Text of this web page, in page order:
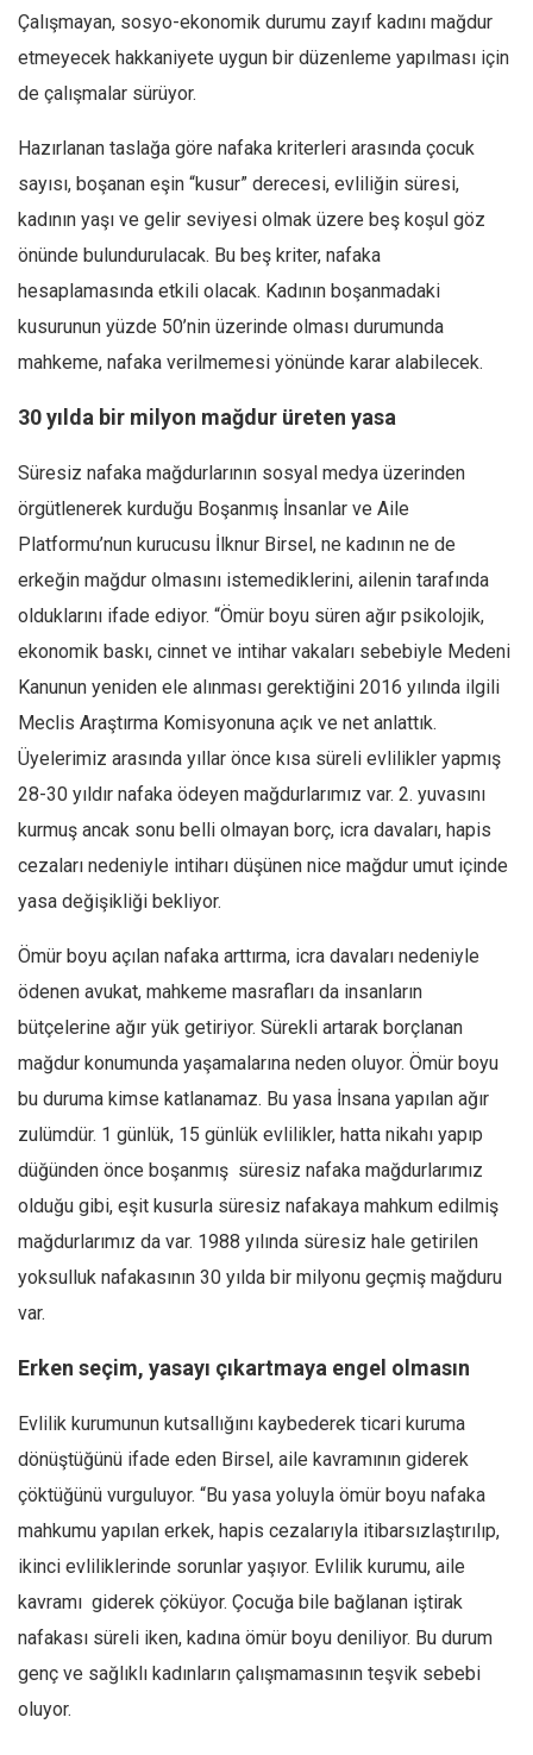
Asya
Afrika
Amerika
Avustralya
Düşünce
Dosyalar
Çalışmayan, sosyo-ekonomik durumu zayıf kadını mağdur
etmeyecek hakkaniyete uygun bir düzenleme yapılması için
de çalışmalar sürüyor.
Hazırlanan taslağa göre nafaka kriterleri arasında çocuk
sayısı, boşanan eşin “kusur” derecesi, evliliğin süresi,
kadının yaşı ve gelir seviyesi olmak üzere beş koşul göz
önünde bulundurulacak. Bu beş kriter, nafaka
hesaplamasında etkili olacak. Kadının boşanmadaki
kusurunun yüzde 50’nin üzerinde olması durumunda
mahkeme, nafaka verilmemesi yönünde karar alabilecek.
30 yılda bir milyon mağdur üreten yasa
Süresiz nafaka mağdurlarının sosyal medya üzerinden
örgütlenerek kurduğu Boşanmış İnsanlar ve Aile
Platformu’nun kurucusu İlknur Birsel, ne kadının ne de
erkeğin mağdur olmasını istemediklerini, ailenin tarafında
olduklarını ifade ediyor. “Ömür boyu süren ağır psikolojik,
ekonomik baskı, cinnet ve intihar vakaları sebebiyle Medeni
Kanunun yeniden ele alınması gerektiğini 2016 yılında ilgili
Meclis Araştırma Komisyonuna açık ve net anlattık.
Üyelerimiz arasında yıllar önce kısa süreli evlilikler yapmış
28-30 yıldır nafaka ödeyen mağdurlarımız var. 2. yuvasını
kurmuş ancak sonu belli olmayan borç, icra davaları, hapis
cezaları nedeniyle intiharı düşünen nice mağdur umut içinde
yasa değişikliği bekliyor.
Ömür boyu açılan nafaka arttırma, icra davaları nedeniyle
ödenen avukat, mahkeme masrafları da insanların
bütçelerine ağır yük getiriyor. Sürekli artarak borçlanan
mağdur konumunda yaşamalarına neden oluyor. Ömür boyu
bu duruma kimse katlanamaz. Bu yasa İnsana yapılan ağır
zulümdür. 1 günlük, 15 günlük evlilikler, hatta nikahı yapıp
düğünden önce boşanmış süresiz nafaka mağdurlarımız
olduğu gibi, eşit kusurla süresiz nafakaya mahkum edilmiş
mağdurlarımız da var. 1988 yılında süresiz hale getirilen
yoksulluk nafakasının 30 yılda bir milyonu geçmiş mağduru
var.
Erken seçim, yasayı çıkartmaya engel olmasın
Evlilik kurumunun kutsallığını kaybederek ticari kuruma
dönüştüğünü ifade eden Birsel, aile kavramının giderek
çöktüğünü vurguluyor. “Bu yasa yoluyla ömür boyu nafaka
mahkumu yapılan erkek, hapis cezalarıyla itibarsızlaştırılıp,
ikinci evliliklerinde sorunlar yaşıyor. Evlilik kurumu, aile
kavramı giderek çöküyor. Çocuğa bile bağlanan iştirak
nafakası süreli iken, kadına ömür boyu deniliyor. Bu durum
genç ve sağlıklı kadınların çalışmamasının teşvik sebebi
oluyor.